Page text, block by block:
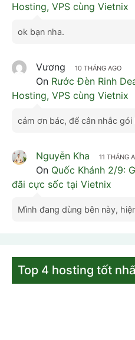
Hosting, VPS cùng Vietnix
ok bạn nha.
Vương 10 THÁNG AGO
On Rước Đèn Rinh
Hosting, VPS cùng Vietnix
cảm ơn bác, để cân nhắc gói
Nguyễn Kha 11 THÁNG
On Quốc Khánh 2/9:
đãi cực sốc tại Vietnix
Mình đang dùng bên này,
Top 4 hosting tốt